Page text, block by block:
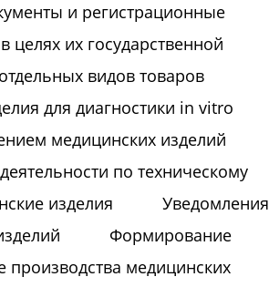
и регистрационные
целях их государственной
видов товаров
для диагностики in vitro
медицинских изделий
по техническому
изделия
Уведомления
Формирование
производства медицинских